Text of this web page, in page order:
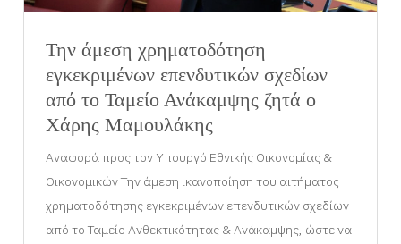
Την άμεση χρηματοδότηση
εγκεκριμένων επενδυτικών σχεδίων
από το Ταμείο Ανάκαμψης ζητά ο
Χάρης Μαμουλάκης
Αναφορά προς τον Υπουργό Εθνικής Οικονομίας &
Οικονομικών Την άμεση ικανοποίηση του αιτήματος
χρηματοδότησης εγκεκριμένων επενδυτικών σχεδίων
από το Ταμείο Ανθεκτικότητας & Ανάκαμψης, ώστε να